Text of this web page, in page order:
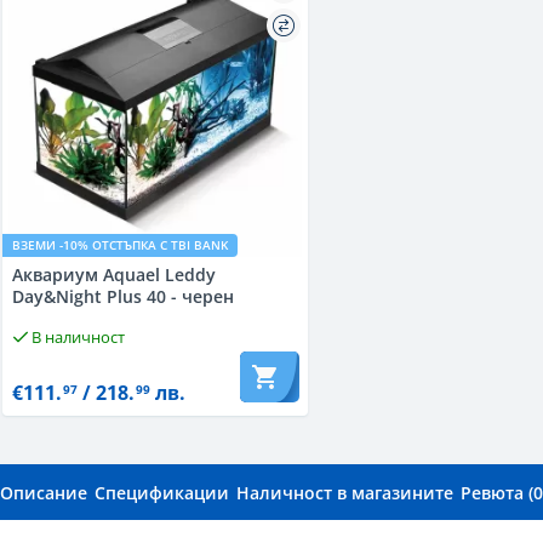
ВЗЕМИ -10% ОТСТЪПКА С TBI BANK
Aквариум Aquael Leddy
Day&Night Plus 40 - черен
В наличност
€111.97 / 218.99 лв.
Описание Спецификации Наличност в магазините Ревюта